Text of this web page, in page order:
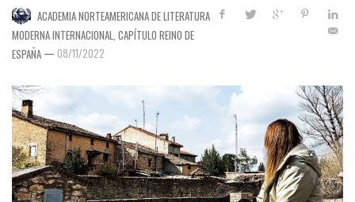
ACADEMIA NORTEAMERICANA DE LITERATURA
MODERNA INTERNACIONAL, CAPÍTULO REINO DE
ESPAÑA — 08/11/2022